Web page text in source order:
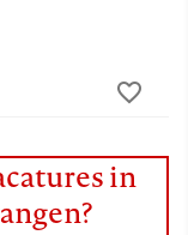
in